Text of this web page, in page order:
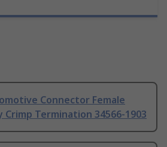
Connector Female
Crimp Termination 34566-1903